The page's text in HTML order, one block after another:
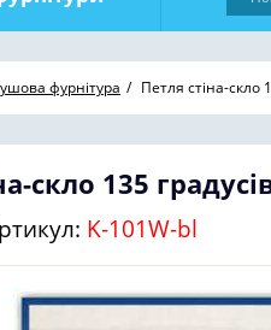
фурнітура Петля стіна-скло
скло 135
K-101W-bl